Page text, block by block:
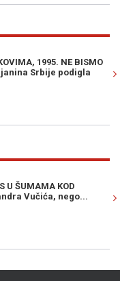
1995. NE BISMO
Srbije podigla
U ŠUMAMA KOD
Vučića, nego...